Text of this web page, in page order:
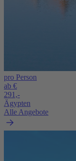
pro Person
ab €
291,-
Ägypten
Alle Angebote